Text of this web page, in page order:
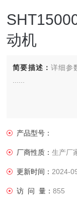
动机
简要描述： 详细参
产品型号：
厂商性质：生产厂
更新时间： 2024-
访 问 量：855